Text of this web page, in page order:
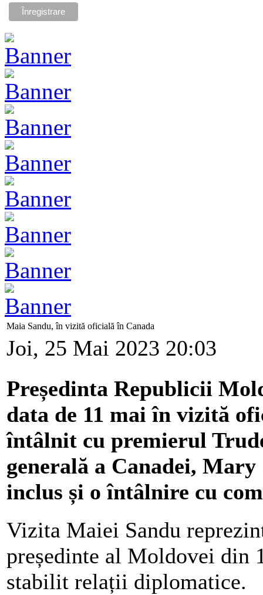
Maia Sandu, în vizită oficială în Canada
Joi, 25 Mai 2023 20:03
Președinta Republicii
data de 11 mai în vizită
întâlnit cu premierul
generală a Canadei, Mary
inclus și o întâlnire cu
Vizita Maiei Sandu
președinte al Moldovei din
stabilit relații diplomatice.